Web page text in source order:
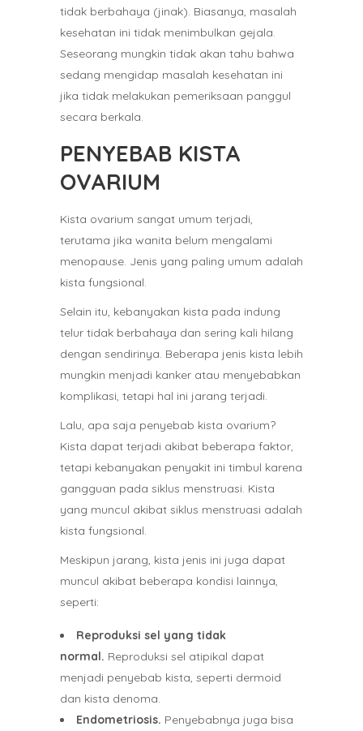
tidak berbahaya (jinak). Biasanya, masalah
kesehatan ini tidak menimbulkan gejala.
Seseorang mungkin tidak akan tahu bahwa
sedang mengidap masalah kesehatan ini
jika tidak melakukan pemeriksaan panggul
secara berkala.
PENYEBAB KISTA
OVARIUM
Kista ovarium sangat umum terjadi,
terutama jika wanita belum mengalami
menopause. Jenis yang paling umum adalah
kista fungsional.
Selain itu, kebanyakan kista pada indung
telur tidak berbahaya dan sering kali hilang
dengan sendirinya. Beberapa jenis kista lebih
mungkin menjadi kanker atau menyebabkan
komplikasi, tetapi hal ini jarang terjadi.
Lalu, apa saja penyebab kista ovarium?
Kista dapat terjadi akibat beberapa faktor,
tetapi kebanyakan penyakit ini timbul karena
gangguan pada siklus menstruasi. Kista
yang muncul akibat siklus menstruasi adalah
kista fungsional.
Meskipun jarang, kista jenis ini juga dapat
muncul akibat beberapa kondisi lainnya,
seperti:
Reproduksi sel yang tidak
normal. Reproduksi sel atipikal dapat
menjadi penyebab kista, seperti dermoid
dan kista denoma.
Endometriosis. Penyebabnya juga bisa